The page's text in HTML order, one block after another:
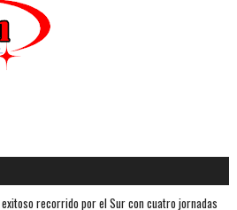
exitoso recorrido por el Sur con cuatro jornadas